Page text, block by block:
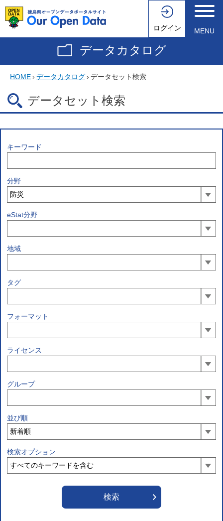
ログイン MENU
データカタログ
HOME› データカタログ› データセット検索
データセット検索
キーワード
分野
eStat分野
地域
タグ
フォーマット
ライセンス
グループ
並び順
検索オプション